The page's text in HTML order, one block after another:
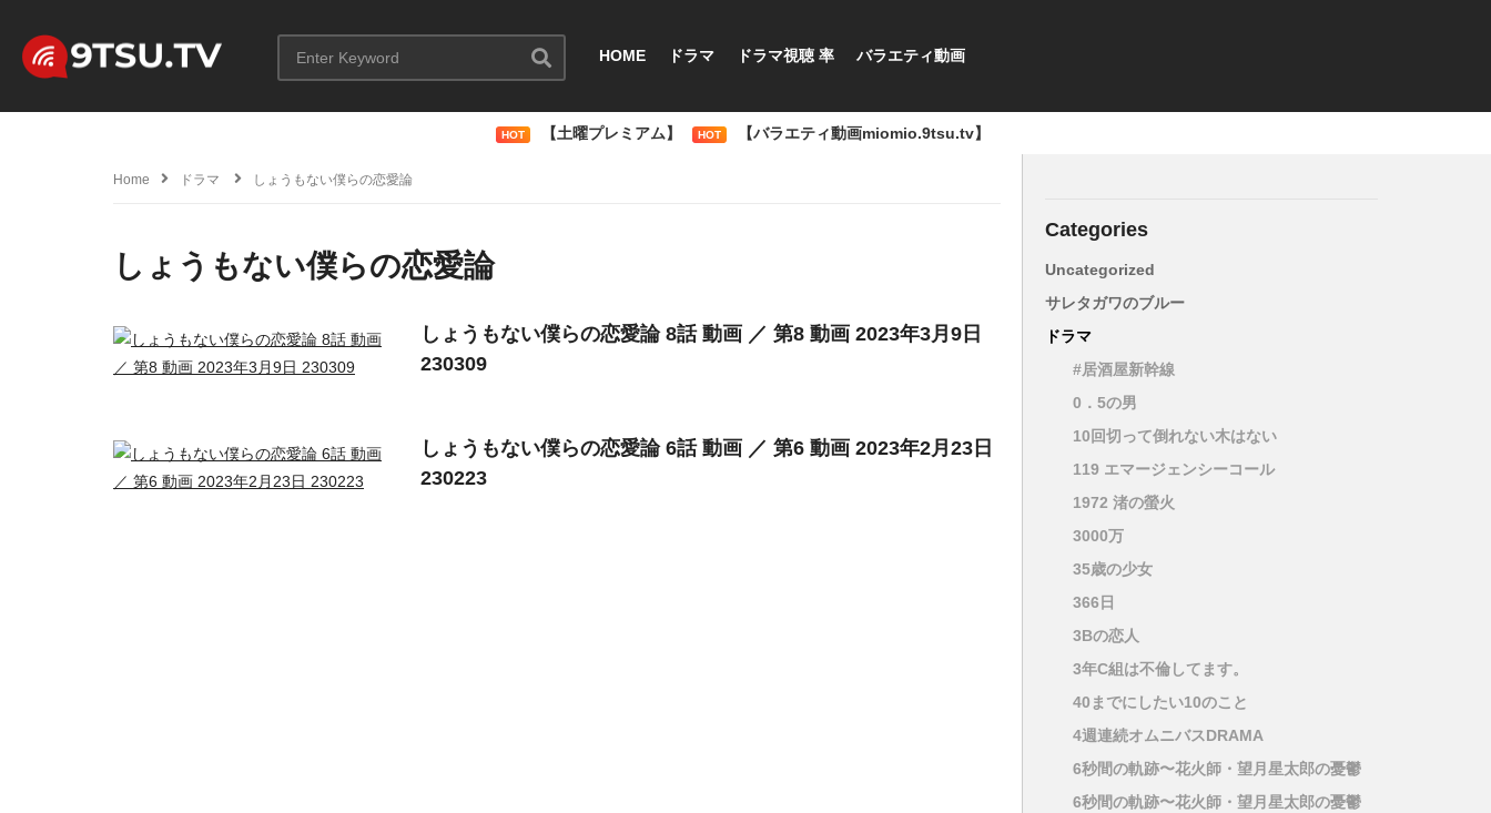
HOME ドラマ ドラマ視聴 率 バラエティ動画
HOT 【土曜プレミアム】 HOT 【バラエティ動画miomio.9tsu.tv】
Home ドラマ しょうもない僕らの恋愛論
しょうもない僕らの恋愛論
しょうもない僕らの恋愛論 8話 動画 ／ 第8 動画 2023年3月9日
230309
しょうもない僕らの恋愛論 6話 動画 ／ 第6 動画 2023年2月23日
230223
Categories
Uncategorized
サレタガワのブルー
ドラマ
#居酒屋新幹線
0．5の男
10回切って倒れない木はない
119 エマージェンシーコール
1972 渚の螢火
3000万
35歳の少女
366日
3Bの恋人
3年C組は不倫してます。
40までにしたい10のこと
4週連続オムニバスDRAMA
6秒間の軌跡〜花火師・望月星太郎の憂鬱
6秒間の軌跡〜花火師・望月星太郎の憂鬱